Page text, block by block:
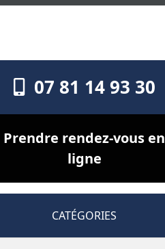
07 81 14 93 30
Prendre rendez-vous en
ligne
CATÉGORIES